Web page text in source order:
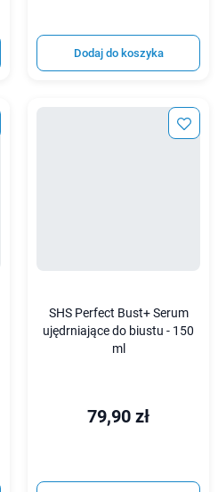
Dodaj do koszyka
SHS Perfect Bust+ Serum
ujędrniające do biustu - 150
ml
79,90 zł